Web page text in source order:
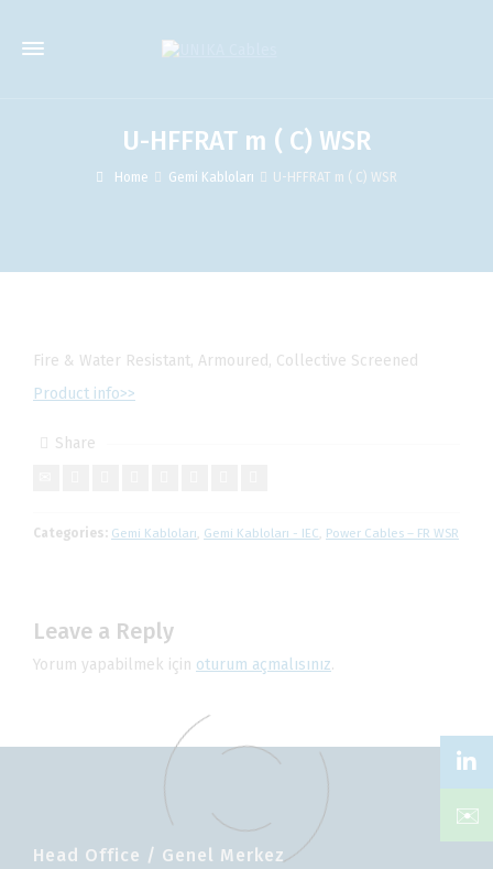
U-HFFRAT m ( C) WSR
Home Gemi Kabloları U-HFFRAT m ( C) WSR
Fire & Water Resistant, Armoured, Collective Screened
Product info>>
Share
Categories: Gemi Kabloları, Gemi Kabloları - IEC, Power Cables – FR WSR
Leave a Reply
Yorum yapabilmek için oturum açmalısınız.
Head Office / Genel Merkez
✉️